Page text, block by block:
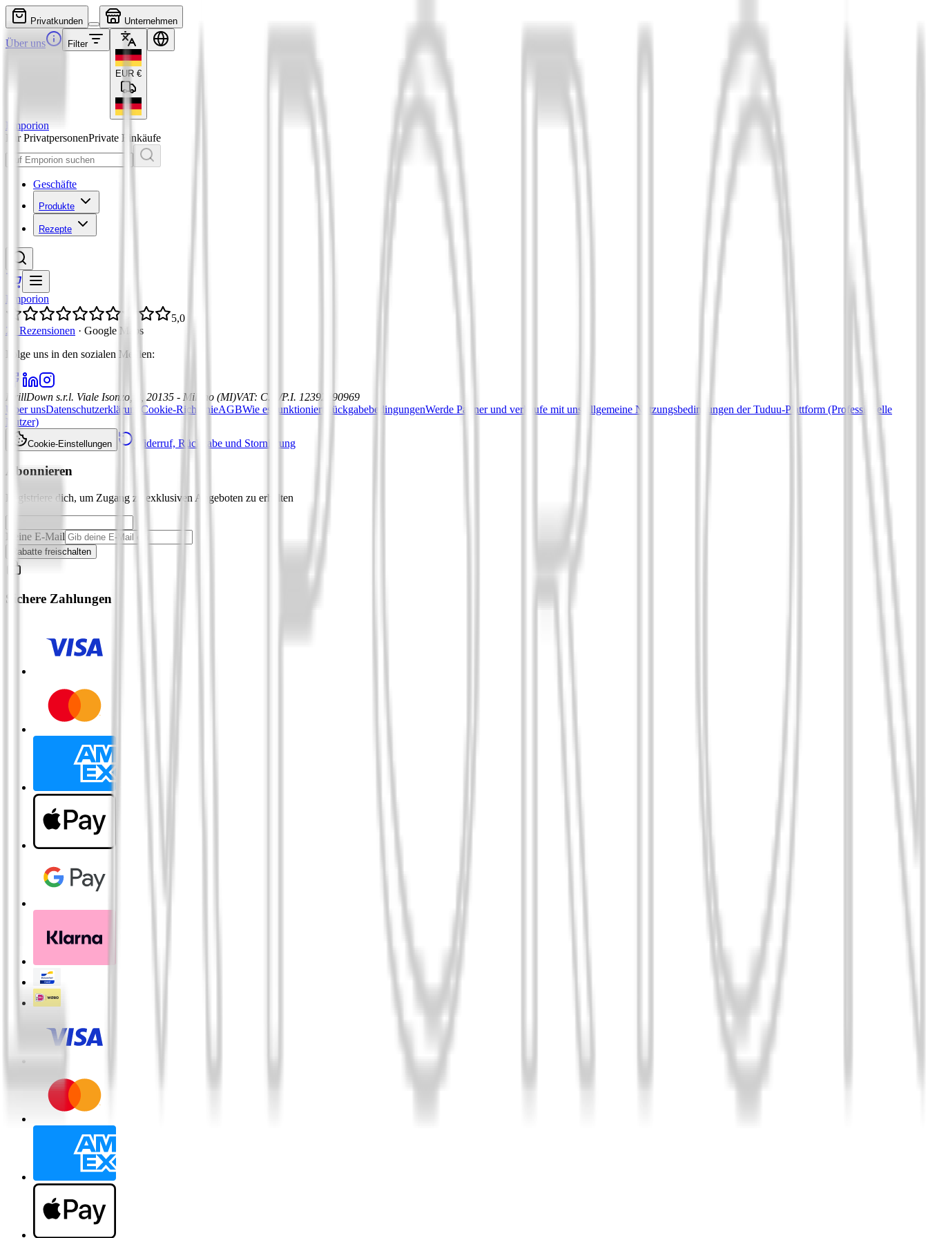
Privatkunden Unternehmen
Über uns Filter
EUR €
Emporion
Für PrivatpersonenPrivate Einkäufe
Geschäfte
Produkte
Rezepte
Emporion
5,0
21 Rezensionen · Google Maps
Folge uns in den sozialen Medien:
DrillDown s.r.l. Viale Isonzo, 8, 20135 - Milano (MI)VAT: C.F./P.I. 12392590969
Über unsDatenschutzerklärung Cookie-RichtlinieAGBWie es funktioniert RückgabebedingungenWerde Partner und verkaufe mit uns
Allgemeine Nutzungsbedingungen der Tuduu-Plattform (Professionelle
Nutzer)
Cookie-Einstellungen Widerruf, Rückgabe und Stornierung
Abonnieren
Registriere dich, um Zugang zu exklusiven Angeboten zu erhalten
Deine E-Mail
Rabatte freischalten
Sichere Zahlungen